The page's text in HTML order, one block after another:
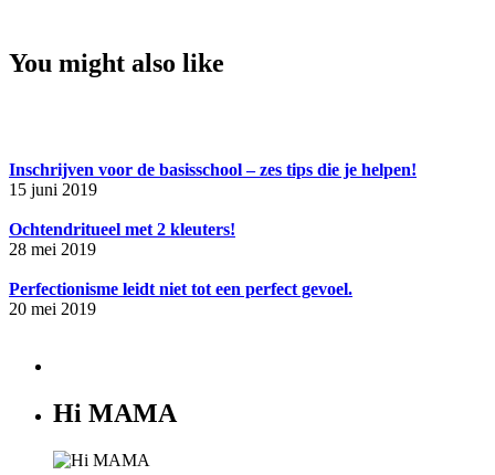
You might also like
Inschrijven voor de basisschool – zes tips die je helpen!
15 juni 2019
Ochtendritueel met 2 kleuters!
28 mei 2019
Perfectionisme leidt niet tot een perfect gevoel.
20 mei 2019
Hi MAMA